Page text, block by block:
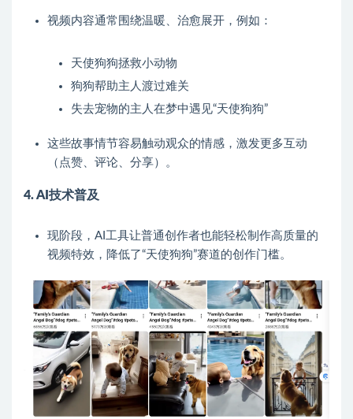
视频内容通常围绕温暖、治愈展开，例如：
天使狗狗拯救小动物
狗狗帮助主人渡过难关
失去宠物的主人在梦中遇见“天使狗狗”
这些故事情节容易触动观众的情感，激发更多互动
（点赞、评论、分享）。
4. AI技术普及
现阶段，AI工具让普通创作者也能轻松制作高质量的
视频特效，降低了“天使狗狗”赛道的创作门槛。